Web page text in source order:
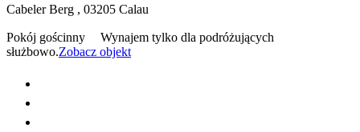
Cabeler Berg , 03205 Calau
Pokój gościnny
Wynajem tylko dla podróżujących
służbowo.Zobacz objekt